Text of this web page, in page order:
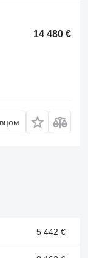
14 480 €
5 442 €